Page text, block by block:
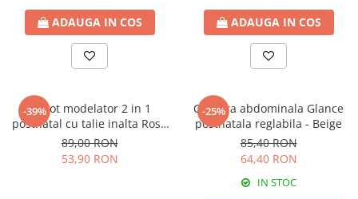
ADAUGA IN COS ADAUGA IN COS
-39%
Chilot modelator 2 in 1
postnatal cu talie inalta Rose
Girl
89,00 RON
53,90 RON
-25%
Centura abdominala Glance
postnatala reglabila - Beige
85,40 RON
64,40 RON
IN STOC